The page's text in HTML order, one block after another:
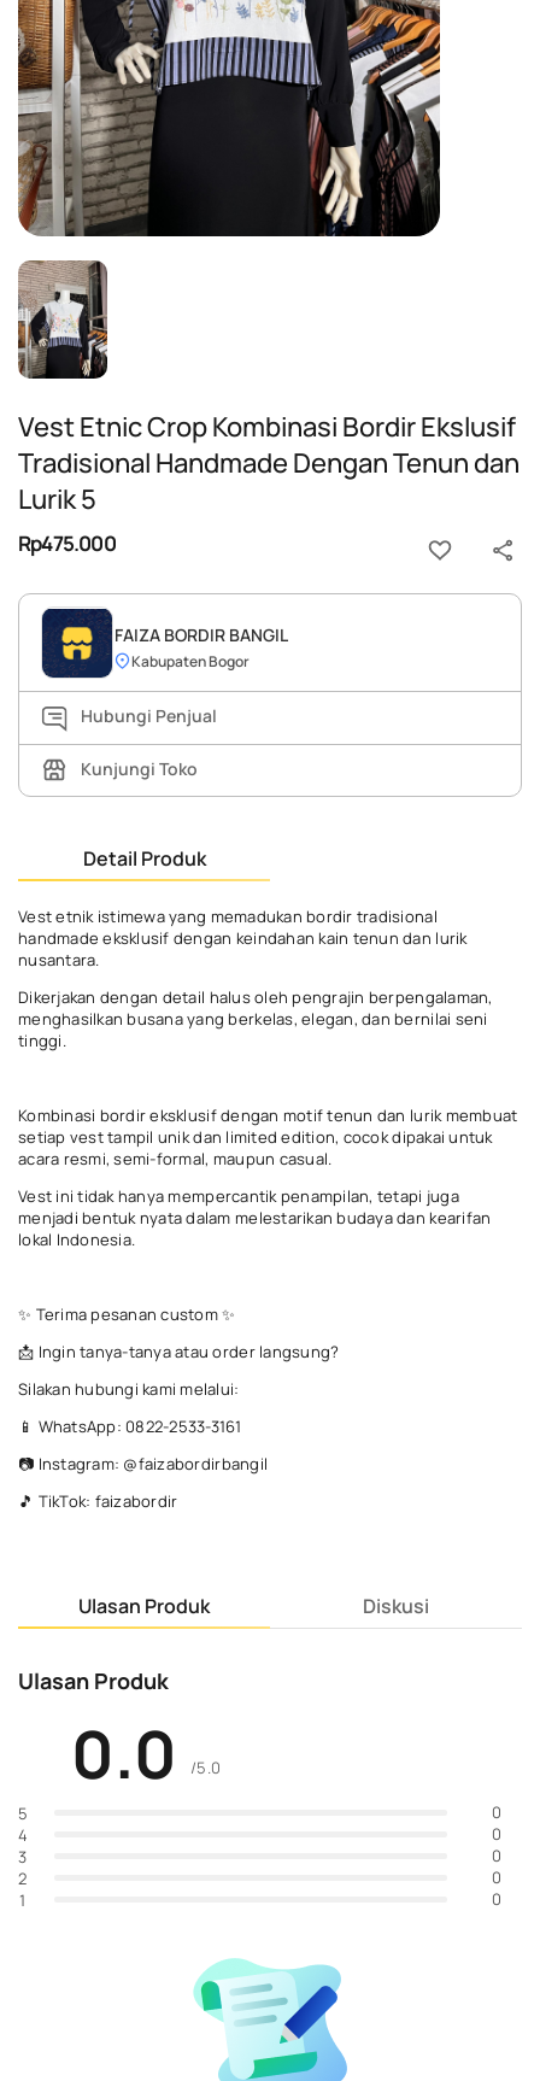
Vest Etnic Crop Kombinasi Bordir Ekslusif
Tradisional Handmade Dengan Tenun dan
Lurik 5
Rp475.000
FAIZA BORDIR BANGIL
Kabupaten Bogor
Hubungi Penjual
Kunjungi Toko
Detail Produk
Vest etnik istimewa yang memadukan bordir tradisional
handmade eksklusif dengan keindahan kain tenun dan lurik
nusantara.
Dikerjakan dengan detail halus oleh pengrajin berpengalaman,
menghasilkan busana yang berkelas, elegan, dan bernilai seni
tinggi.
Kombinasi bordir eksklusif dengan motif tenun dan lurik membuat
setiap vest tampil unik dan limited edition, cocok dipakai untuk
acara resmi, semi-formal, maupun casual.
Vest ini tidak hanya mempercantik penampilan, tetapi juga
menjadi bentuk nyata dalam melestarikan budaya dan kearifan
lokal Indonesia.
✨ Terima pesanan custom ✨
📩 Ingin tanya-tanya atau order langsung?
Silakan hubungi kami melalui:
📱 WhatsApp: 0822-2533-3161
📷 Instagram: @faizabordirbangil
🎵 TikTok: faizabordir
Ulasan Produk Diskusi
Ulasan Produk
0.0 /5.0
5
0
4
0
3
0
2
0
1
0